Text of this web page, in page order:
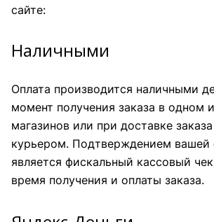
сайте:
Наличными
Оплата производится наличными
момент получения заказа в одном
магазинов или при доставке
курьером. Подтверждением вашей
является фискальный кассовый
время получения и оплаты заказа.